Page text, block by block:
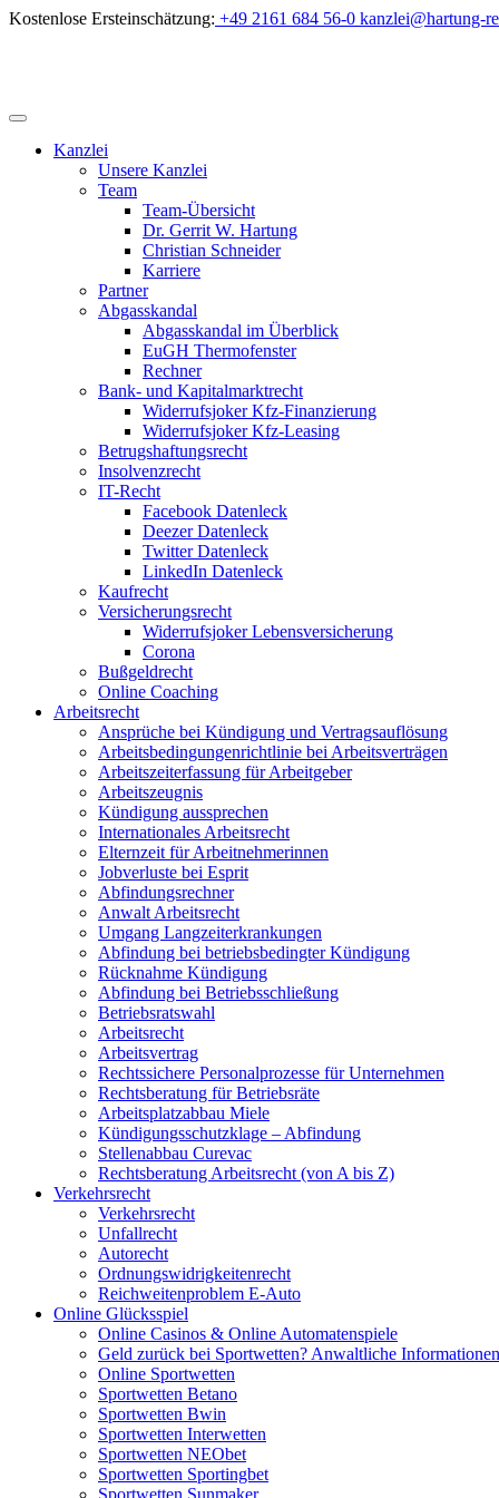
Skip
Kostenlose Ersteinschätzung: +49 2161 684 56-0 kanzlei@hartung-
Kanzlei
Unsere Kanzlei
Team
Team-Übersicht
Dr. Gerrit W. Hartung
Christian Schneider
Karriere
Partner
Abgasskandal
Abgasskandal im Überblick
EuGH Thermofenster
Rechner
Bank- und Kapitalmarktrecht
Widerrufsjoker Kfz-Finanzierung
Widerrufsjoker Kfz-Leasing
Betrugshaftungsrecht
Insolvenzrecht
IT-Recht
Facebook Datenleck
Deezer Datenleck
Twitter Datenleck
LinkedIn Datenleck
Kaufrecht
Versicherungsrecht
Widerrufsjoker Lebensversicherung
Corona
Bußgeldrecht
Online Coaching
Arbeitsrecht
Ansprüche bei Kündigung und Vertragsauflösung
Arbeitsbedingungenrichtlinie bei Arbeitsverträgen
Arbeitszeiterfassung für Arbeitgeber
Arbeitszeugnis
Kündigung aussprechen
Internationales Arbeitsrecht
Elternzeit für Arbeitnehmerinnen
Jobverluste bei Esprit
Abfindungsrechner
Anwalt Arbeitsrecht
Umgang Langzeiterkrankungen
Abfindung bei betriebsbedingter Kündigung
Rücknahme Kündigung
Abfindung bei Betriebsschließung
Betriebsratswahl
Arbeitsrecht
Arbeitsvertrag
Rechtssichere Personalprozesse für Unternehmen
Rechtsberatung für Betriebsräte
Arbeitsplatzabbau Miele
Kündigungsschutzklage – Abfindung
Stellenabbau Curevac
Rechtsberatung Arbeitsrecht (von A bis Z)
Verkehrsrecht
Verkehrsrecht
Unfallrecht
Autorecht
Ordnungswidrigkeitenrecht
Reichweitenproblem E-Auto
Online Glücksspiel
Online Casinos & Online Automatenspiele
Geld zurück bei Sportwetten? Anwaltliche Informationen
Online Sportwetten
Sportwetten Betano
Sportwetten Bwin
Sportwetten Interwetten
Sportwetten NEObet
Sportwetten Sportingbet
Sportwetten Sunmaker